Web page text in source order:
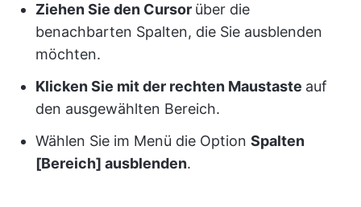
Ziehen Sie den Cursor über die
benachbarten Spalten, die Sie ausblenden
möchten.
Klicken Sie mit der rechten Maustaste auf
den ausgewählten Bereich.
Wählen Sie im Menü die Option Spalten
[Bereich] ausblenden.